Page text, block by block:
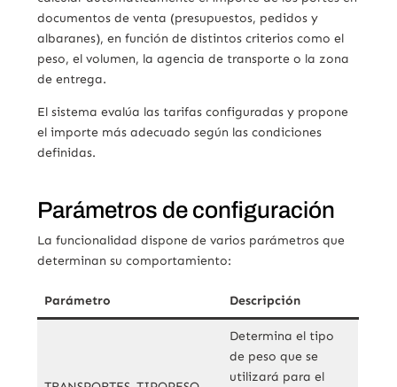
documentos de venta (presupuestos, pedidos y
albaranes), en función de distintos criterios como el
peso, el volumen, la agencia de transporte o la zona
de entrega.
El sistema evalúa las tarifas configuradas y propone
el importe más adecuado según las condiciones
definidas.
Parámetros de configuración
La funcionalidad dispone de varios parámetros que
determinan su comportamiento:
Parámetro Descripción
Determina el tipo
de peso que se
utilizará para el